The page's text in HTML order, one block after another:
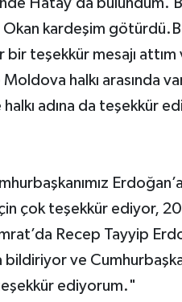
kardeşim
teşekkür mesajı attım
halkı arasında
adına da teşekkür
çok teşekkür ediyor,
Recep Tayyip
bildiriyor ve
teşekkür ediyorum."